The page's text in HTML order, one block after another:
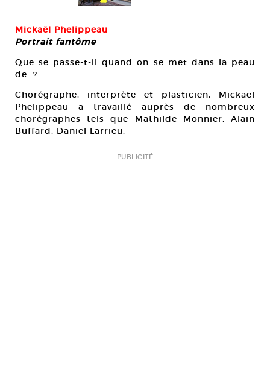
Mickaël Phelippeau
Portrait fantôme
Que se passe-t-il quand on se met dans la peau
de…?
Chorégraphe, interprète et plasticien, Mickaël
Phelippeau a travaillé auprès de nombreux
chorégraphes tels que Mathilde Monnier, Alain
Buffard, Daniel Larrieu.
PUBLICITÉ